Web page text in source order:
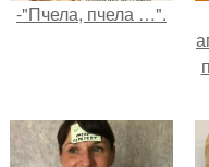
-"Пчела, пчела …".